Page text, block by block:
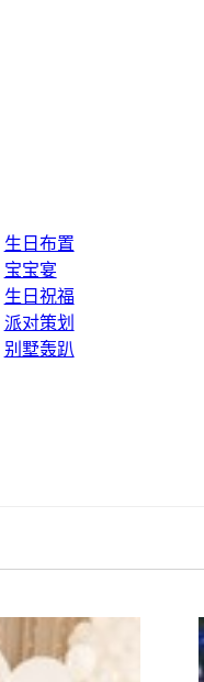
生日布置
宝宝宴
生日祝福
派对策划
别墅轰趴